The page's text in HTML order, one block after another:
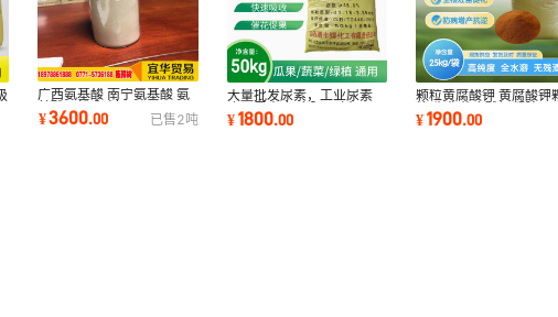
广西氨基酸 南宁氨基酸 氨
基酸原粉 肥料用
¥3600.00 已售2吨
大量批发尿素，工业尿素
农用尿素 复合肥厂 板厂原
料用 制胶用
¥1800.00
颗粒黄腐酸钾 黄腐酸钾
粒 生化黄腐酸钾凝胶而
易于撒施
¥1900.00